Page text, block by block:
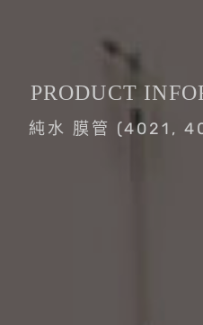
PRODUCT
純水 膜管 (4021,